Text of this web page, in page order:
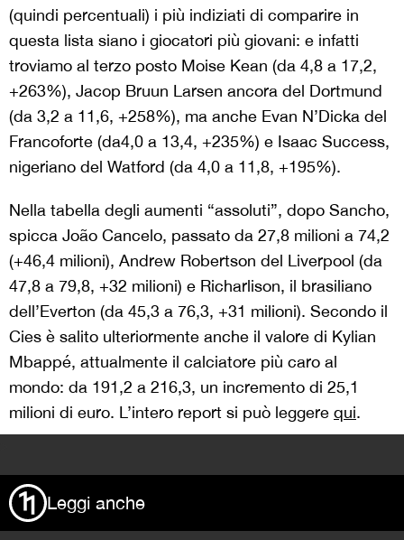
(quindi percentuali) i più indiziati di comparire in
questa lista siano i giocatori più giovani: e infatti
troviamo al terzo posto Moise Kean (da 4,8 a 17,2,
+263%), Jacop Bruun Larsen ancora del Dortmund
(da 3,2 a 11,6, +258%), ma anche Evan N’Dicka del
Francoforte (da4,0 a 13,4, +235%) e Isaac Success,
nigeriano del Watford (da 4,0 a 11,8, +195%).
Nella tabella degli aumenti “assoluti”, dopo Sancho,
spicca João Cancelo, passato da 27,8 milioni a 74,2
(+46,4 milioni), Andrew Robertson del Liverpool (da
47,8 a 79,8, +32 milioni) e Richarlison, il brasiliano
dell’Everton (da 45,3 a 76,3, +31 milioni). Secondo il
Cies è salito ulteriormente anche il valore di Kylian
Mbappé, attualmente il calciatore più caro al
mondo: da 191,2 a 216,3, un incremento di 25,1
milioni di euro. L’intero report si può leggere qui.
Leggi anche